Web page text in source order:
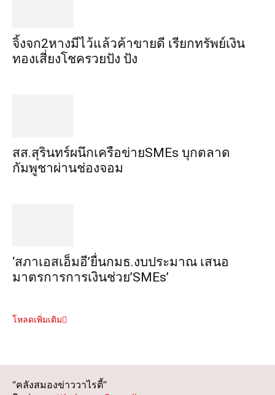
จิ้งจก​2​หาง​มีไว้แล้ว​ค้าขาย​ดี​ เรียก​ทรัพย์เงิน
ทอง​เสี่ยงโชค​รวยปัง​ ปัง​
สส.สุรินทร์ผนึกเครือข่ายSMEs บุกตลาด
กัมพูชาผ่านช่องจอม
‘สภาเอสเอ็มอี’ยื่นกมธ.งบประมาณ เสนอ
มาตรการการเงินช่วย’SMEs’
โหลดเพิ่มเติม
“คลังสมองข่าววาไรตี้”